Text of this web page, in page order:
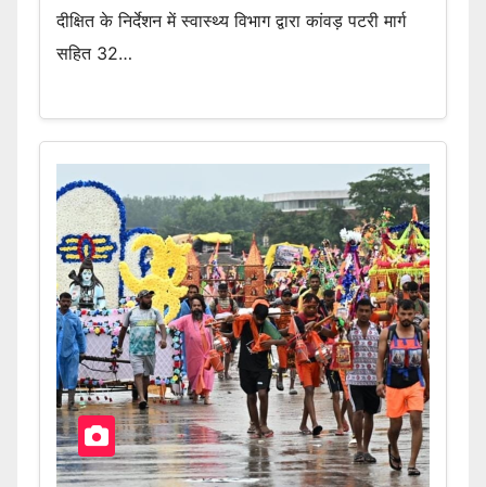
दीक्षित के निर्देशन में स्वास्थ्य विभाग द्वारा कांवड़ पटरी मार्ग
सहित 32…